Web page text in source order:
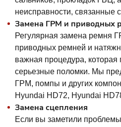
неисправности, связанные
Замена ГРМ и приводных
Регулярная замена ремня
приводных ремней и
важная процедура, которая
серьезные поломки. Мы
ГРМ, помпы и других
Hyundai HD72, Hyundai
Замена сцепления
Если вы заметили